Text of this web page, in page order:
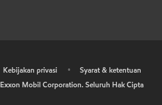
Kebijakan privasi •
Syarat & ketentuan
Exxon Mobil Corporation. Seluruh Hak Cipta